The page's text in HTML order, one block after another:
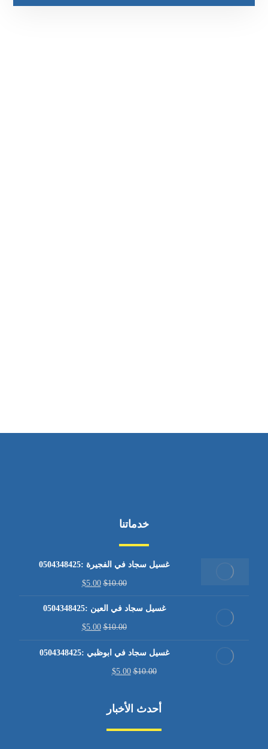
خدماتنا
غسيل سجاد في الفجيرة :0504348425
$10.00
$5.00
غسيل سجاد في العين :0504348425
$10.00
$5.00
غسيل سجاد في ابوظبي :0504348425
$10.00
$5.00
أحدث الأخبار